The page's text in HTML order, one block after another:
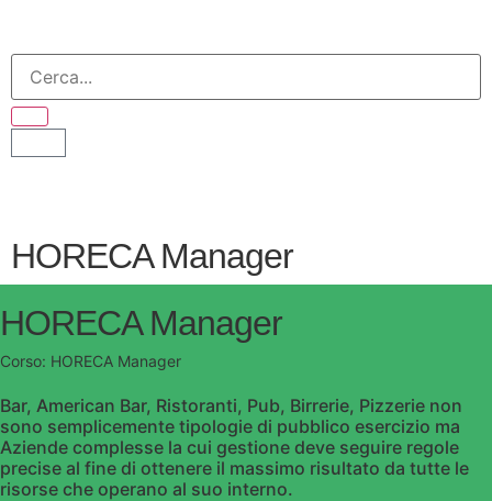
HORECA Manager
HORECA Manager
Corso: HORECA Manager
Bar, American Bar, Ristoranti, Pub, Birrerie, Pizzerie non
sono semplicemente tipologie di pubblico esercizio ma
Aziende complesse la cui gestione deve seguire regole
precise al fine di ottenere il massimo risultato da tutte le
risorse che operano al suo interno.